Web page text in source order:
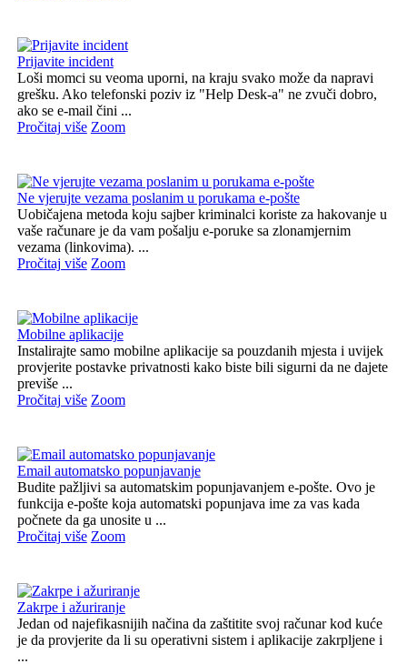
Prijavite incident
Loši momci su veoma uporni, na kraju svako može da napravi
grešku. Ako telefonski poziv iz "Help Desk-a" ne zvuči dobro,
ako se e-mail čini ...
Pročitaj više Zoom
Ne vjerujte vezama poslanim u porukama e-pošte
Uobičajena metoda koju sajber kriminalci koriste za hakovanje u
vaše računare je da vam pošalju e-poruke sa zlonamjernim
vezama (linkovima). ...
Pročitaj više Zoom
Mobilne aplikacije
Instalirajte samo mobilne aplikacije sa pouzdanih mjesta i uvijek
provjerite postavke privatnosti kako biste bili sigurni da ne dajete
previše ...
Pročitaj više Zoom
Email automatsko popunjavanje
Budite pažljivi sa automatskim popunjavanjem e-pošte. Ovo je
funkcija e-pošte koja automatski popunjava ime za vas kada
počnete da ga unosite u ...
Pročitaj više Zoom
Zakrpe i ažuriranje
Jedan od najefikasnijih načina da zaštitite svoj računar kod kuće
je da provjerite da li su operativni sistem i aplikacije zakrpljene i
...